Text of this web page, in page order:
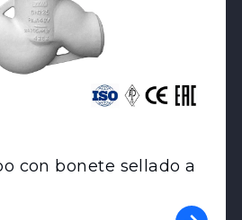
con bonete sellado a